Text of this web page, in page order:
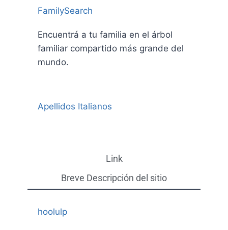
FamilySearch
Encuentrá a tu familia en el árbol
familiar compartido más grande del
mundo.
Apellidos Italianos
Link
Breve Descripción del sitio
hoolulp